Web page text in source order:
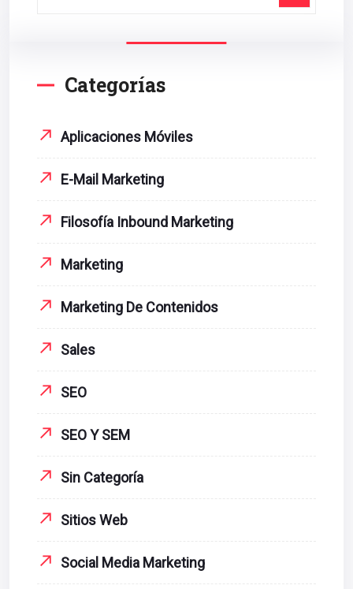
Categorías
Aplicaciones Móviles
E-Mail Marketing
Filosofía Inbound Marketing
Marketing
Marketing De Contenidos
Sales
SEO
SEO Y SEM
Sin Categoría
Sitios Web
Social Media Marketing